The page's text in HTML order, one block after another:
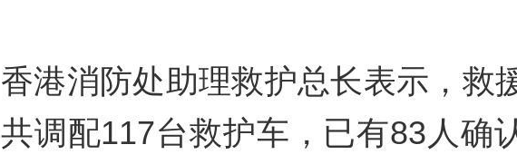
香港消防处助理救护总长表示，救
共调配117台救护车，已有83人确